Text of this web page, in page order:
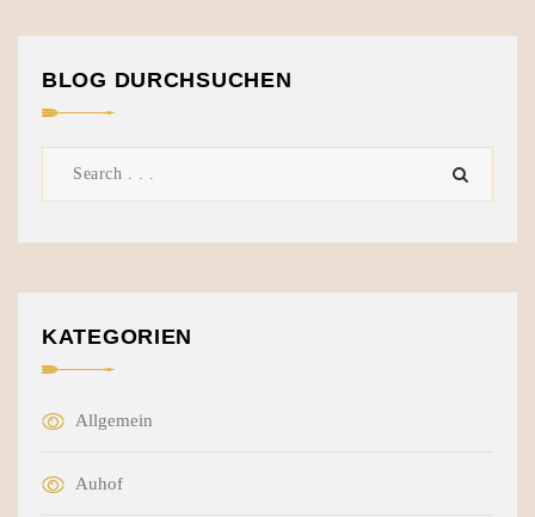
BLOG DURCHSUCHEN
KATEGORIEN
Allgemein
Auhof